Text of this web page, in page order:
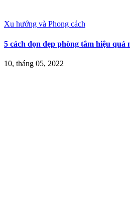
Xu hướng và Phong cách
5 cách dọn dẹp phòng tắm hiệu quả
10, tháng 05, 2022